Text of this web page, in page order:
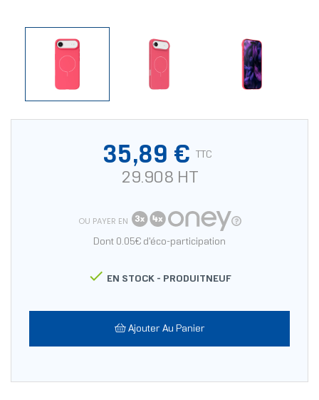
35,89 € TTC
29.908 HT
OU PAYER EN
Dont 0.05€ d'éco-participation
 EN STOCK - PRODUITNEUF
Ajouter Au Panier